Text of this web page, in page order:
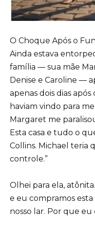
O Choque Após o
Ainda estava
família — sua mãe
Denise e Caroline —
apenas dois dias
haviam vindo para
Margaret me
Esta casa e tudo o
Collins. Michael teria
controle.”
Olhei para ela,
e eu compramos esta
nosso lar. Por que eu